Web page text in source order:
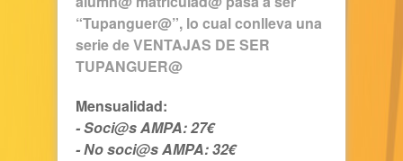
“Tupanguer@”, lo cual conlleva una
serie deVENTAJAS DE SER
TUPANGUER@
Mensualidad:
- Soci@s AMPA: 27€
- No soci@s AMPA: 32€